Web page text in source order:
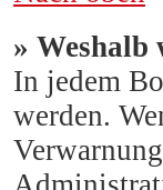
» Weshalb
In jedem
werden.